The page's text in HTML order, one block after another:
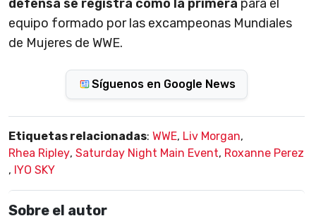
defensa se registra como la primera para el
equipo formado por las excampeonas Mundiales
de Mujeres de WWE.
Síguenos en Google News
Etiquetas relacionadas: WWE, Liv Morgan,
Rhea Ripley, Saturday Night Main Event, Roxanne Perez
, IYO SKY
Sobre el autor